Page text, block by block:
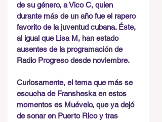
de su género, a Vico C, quien
durante más de un año fue el rapero
favorito de la juventud cubana. Éste,
al igual que Lisa M, han estado
ausentes de la programación de
Radio Progreso desde noviembre.
Curiosamente, el tema que más se
escucha de Fransheska en estos
momentos es Muévelo, que ya dejó
de sonar en Puerto Rico y tras